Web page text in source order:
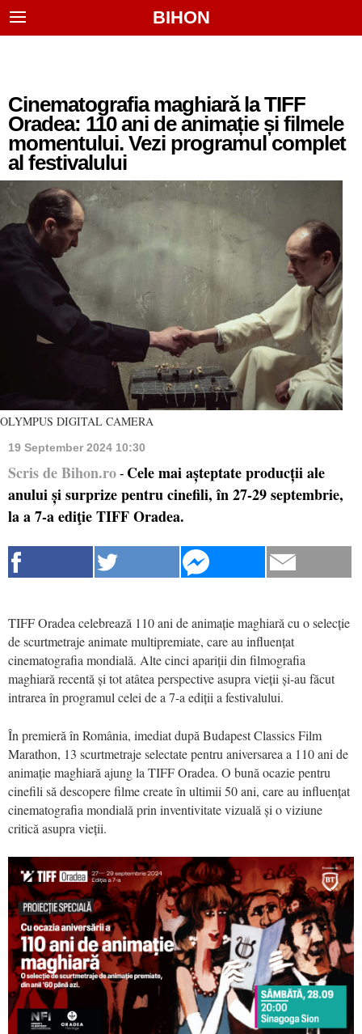
BIHON
Cinematografia maghiară la TIFF
Oradea: 110 ani de animație și filmele
momentului. Vezi programul complet
al festivalului
OLYMPUS DIGITAL CAMERA
19 September 2024 10:30
Scris de Bihon.ro - Cele mai așteptate producții ale
anului și surprize pentru cinefili, în 27-29 septembrie,
la a 7-a ediţie TIFF Oradea.
TIFF Oradea celebrează 110 ani de animație maghiară cu o selecție
de scurtmetraje animate multipremiate, care au influențat
cinematografia mondială. Alte cinci apariții din filmografia
maghiară recentă și tot atâtea perspective asupra vieții și-au făcut
intrarea în programul celei de a 7-a ediții a festivalului.
În premieră în România, imediat după Budapest Classics Film
Marathon, 13 scurtmetraje selectate pentru aniversarea a 110 ani de
animație maghiară ajung la TIFF Oradea. O bună ocazie pentru
cinefili să descopere filme create în ultimii 50 ani, care au influențat
cinematografia mondială prin inventivitate vizuală și o viziune
critică asupra vieții.